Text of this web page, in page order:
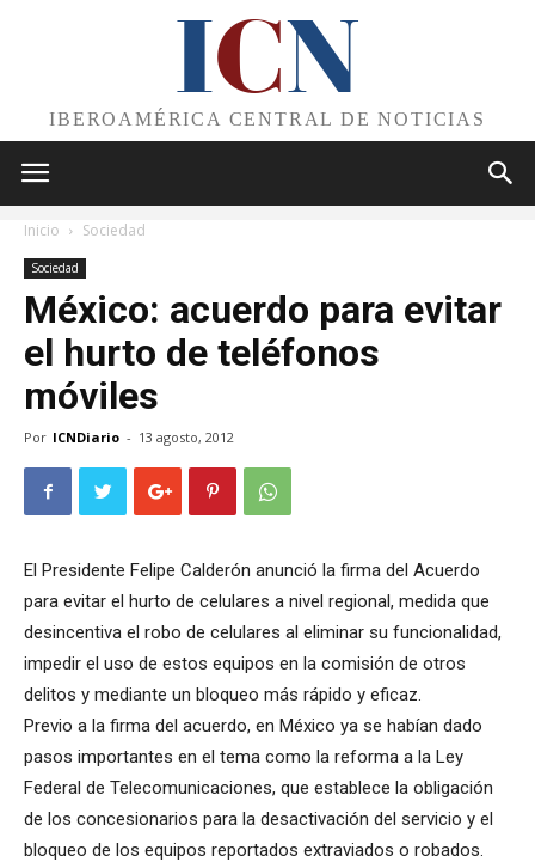
ICN
IBEROAMÉRICA CENTRAL DE NOTICIAS
Inicio Sociedad
Sociedad
México: acuerdo para evitar
el hurto de teléfonos
móviles
Por ICNDiario - 13 agosto, 2012
El Presidente Felipe Calderón anunció la firma del Acuerdo
para evitar el hurto de celulares a nivel regional, medida que
desincentiva el robo de celulares al eliminar su funcionalidad,
impedir el uso de estos equipos en la comisión de otros
delitos y mediante un bloqueo más rápido y eficaz.
Previo a la firma del acuerdo, en México ya se habían dado
pasos importantes en el tema como la reforma a la Ley
Federal de Telecomunicaciones, que establece la obligación
de los concesionarios para la desactivación del servicio y el
bloqueo de los equipos reportados extraviados o robados.